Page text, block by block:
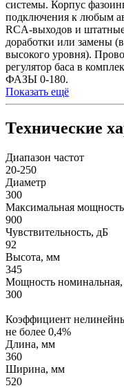
системы. Корпус
подключения к любым
RCA-выходов и
доработки или замены
высокого уровня).
регулятор баса в
ФАЗЫ 0-180.
Показать ещё
Технические
Диапазон частот
20-250
Диаметр
300
Максимальная
900
Чувствительность, дБ
92
Высота, мм
345
Мощность
300
Коэффициент
не более 0,4%
Длина, мм
360
Ширина, мм
520